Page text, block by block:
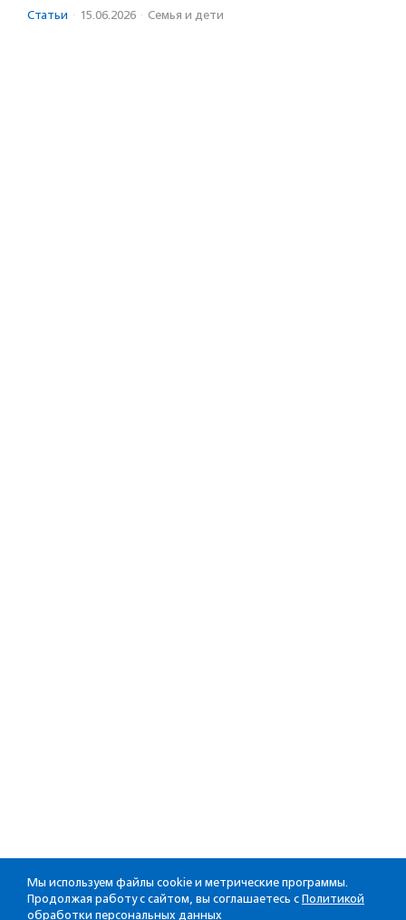
Статьи · 15.06.2026 · Семья и дети
Мы используем файлы cookie и метрические программы.
Продолжая работу с сайтом, вы соглашаетесь с Политикой
обработки персональных данных